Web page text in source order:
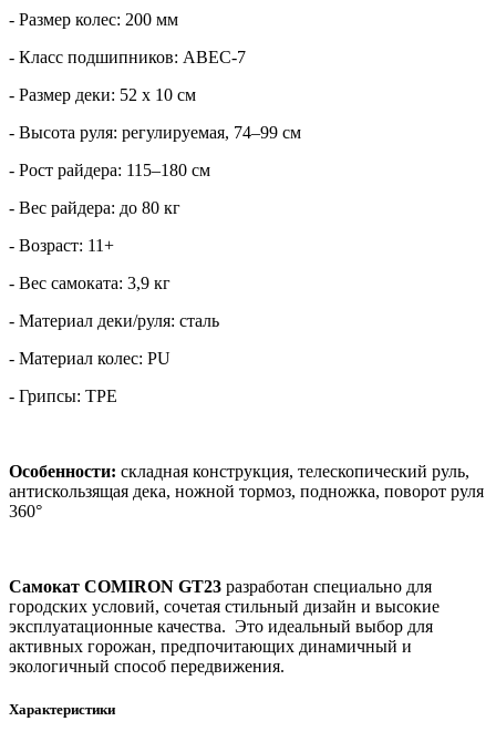
- Размер колес: 200 мм
- Класс подшипников: ABEC-7
- Размер деки: 52 х 10 см
- Высота руля: регулируемая, 74–99 см
- Рост райдера: 115–180 см
- Вес райдера: до 80 кг
- Возраст: 11+
- Вес самоката: 3,9 кг
- Материал деки/руля: сталь
- Материал колес: PU
- Грипсы: TPE
Особенности: складная конструкция, телескопический руль,
антискользящая дека, ножной тормоз, подножка, поворот руля
360°
Самокат COMIRON GT23 разработан специально для
городских условий, сочетая стильный дизайн и высокие
эксплуатационные качества. Это идеальный выбор для
активных горожан, предпочитающих динамичный и
экологичный способ передвижения.
Характеристики